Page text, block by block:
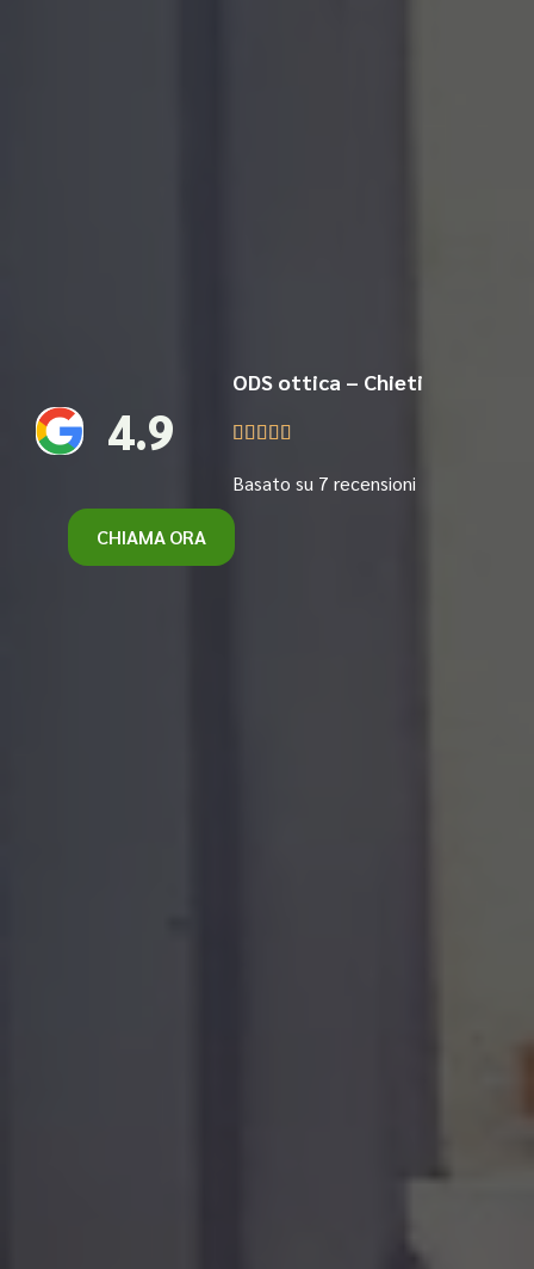
4.9
ODS ottica – Chieti
    
Basato su 7 recensioni
CHIAMA ORA